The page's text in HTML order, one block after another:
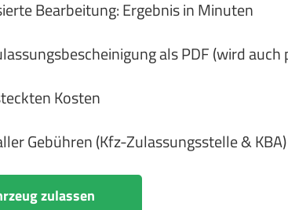
Bearbeitung: Ergebnis in Minuten
als PDF (wird
Kosten
Gebühren (Kfz-Zulassungsstelle &
zulassen